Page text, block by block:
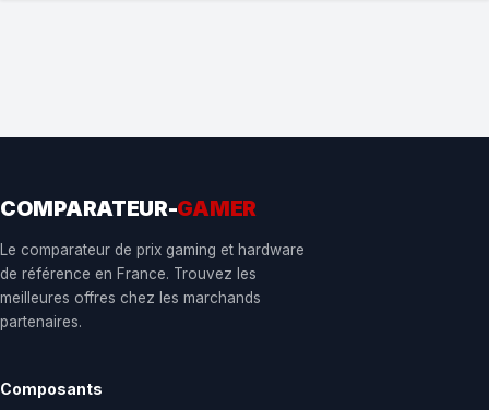
COMPARATEUR-GAMER
Le comparateur de prix gaming et hardware
de référence en France. Trouvez les
meilleures offres chez les marchands
partenaires.
Composants